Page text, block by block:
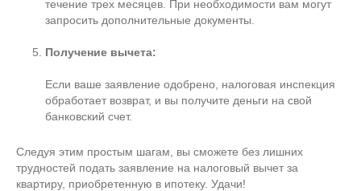
течение трех месяцев. При необходимости вам могут
запросить дополнительные документы.
Получение вычета:
Если ваше заявление одобрено, налоговая инспекция
обработает возврат, и вы получите деньги на свой
банковский счет.
Следуя этим простым шагам, вы сможете без лишних
трудностей подать заявление на налоговый вычет за
квартиру, приобретенную в ипотеку. Удачи!